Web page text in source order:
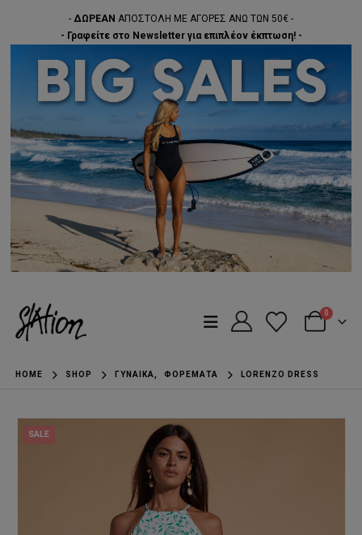
- ΔΩΡΕΑΝ ΑΠΟΣΤΟΛΗ ΜΕ ΑΓΟΡΕΣ ΑΝΩ ΤΩΝ 50€ -
- Γραφείτε στο Newsletter για επιπλέον έκπτωση! -
0
HOME SHOP ΓΥΝΑΊΚΑ, ΦΟΡΈΜΑΤΑ LORENZO DRESS
SALE